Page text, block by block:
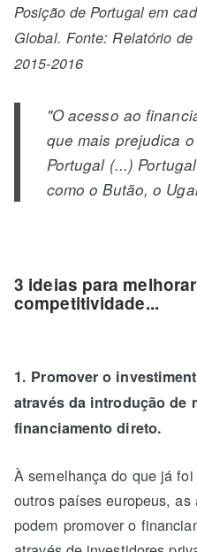
Posição de Portugal em
Global. Fonte: Relatório
2015-2016
"O acesso ao
que mais prejudica
Portugal (...)
como o Butão, o
3 ideias para
competitividade...
1. Promover o
através da introdução de
financiamento direto.
À semelhança do que já
outros países europeus,
podem promover o